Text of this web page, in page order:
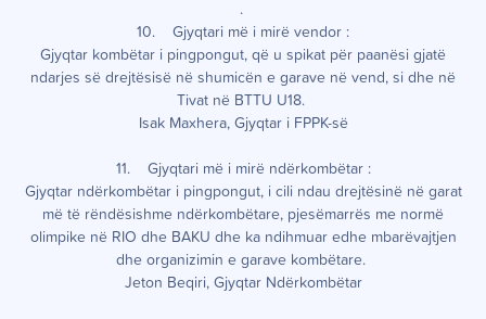
.
10. Gjyqtari më i mirë vendor :
Gjyqtar kombëtar i pingpongut, që u spikat për paanësi gjatë
ndarjes së drejtësisë në shumicën e garave në vend, si dhe në
Tivat në BTTU U18.
Isak Maxhera, Gjyqtar i FPPK-së
11. Gjyqtari më i mirë ndërkombëtar :
Gjyqtar ndërkombëtar i pingpongut, i cili ndau drejtësinë në garat
më të rëndësishme ndërkombëtare, pjesëmarrës me normë
olimpike në RIO dhe BAKU dhe ka ndihmuar edhe mbarëvajtjen
dhe organizimin e garave kombëtare.
Jeton Beqiri, Gjyqtar Ndërkombëtar